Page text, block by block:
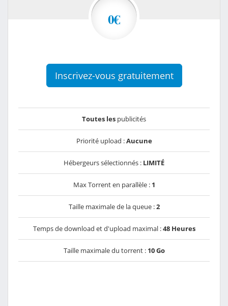
0€
Inscrivez-vous gratuitement
Toutes les publicités
Priorité upload :Aucune
Hébergeurs sélectionnés : LIMITÉ
Max Torrent en parallèle : 1
Taille maximale de la queue :2
Temps de download et d'upload maximal :48 Heures
Taille maximale du torrent : 10 Go